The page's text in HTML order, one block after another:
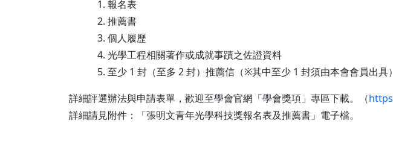
報名表
推薦書
個人履歷
光學工程相關著作或成就事蹟之佐證資料
至少 1 封（至多 2 封）推薦信（※其中至少 1 封須由本會會員出具
詳細評選辦法與申請表單，歡迎至學會官網「學會獎項」專區下載。（
詳細請見附件：「張明文青年光學科技獎報名表及推薦書」電子檔。